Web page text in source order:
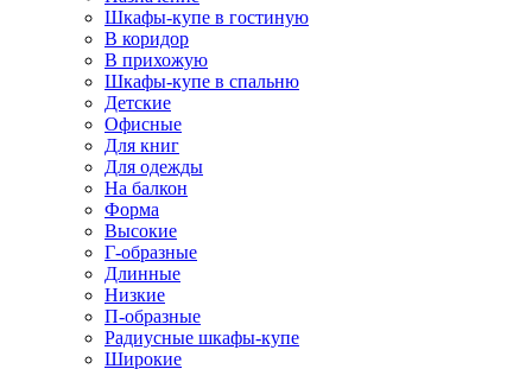
Шкафы-купе в гостиную
В коридор
В прихожую
Шкафы-купе в спальню
Детские
Офисные
Для книг
Для одежды
На балкон
Форма
Высокие
Г-образные
Длинные
Низкие
П-образные
Радиусные шкафы-купе
Широкие